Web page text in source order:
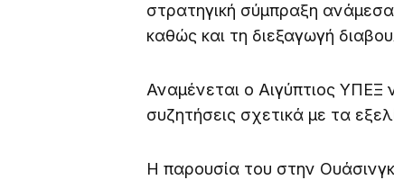
στρατηγική σύμπραξη
καθώς και τη διεξαγωγή
Αναμένεται ο Αιγύπτιος ΥΠΕΞ
συζητήσεις σχετικά με τα
Η παρουσία του στην